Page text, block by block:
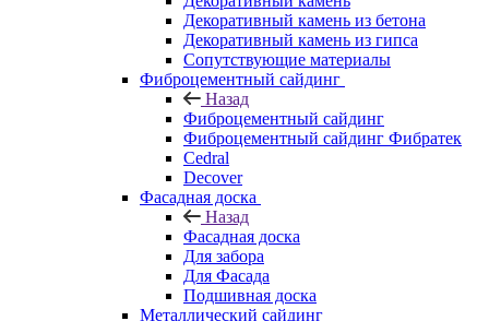
Декоративный камень из бетона
Декоративный камень из гипса
Сопутствующие материалы
Фиброцементный сайдинг
Назад
Фиброцементный сайдинг
Фиброцементный сайдинг Фибратек
Cedral
Decover
Фасадная доска
Назад
Фасадная доска
Для забора
Для Фасада
Подшивная доска
Металлический сайдинг